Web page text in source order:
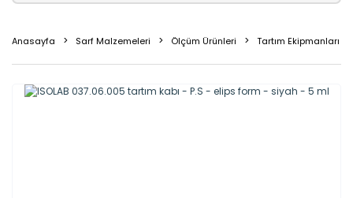
Anasayfa Sarf Malzemeleri Ölçüm Ürünleri Tartım Ekipmanları